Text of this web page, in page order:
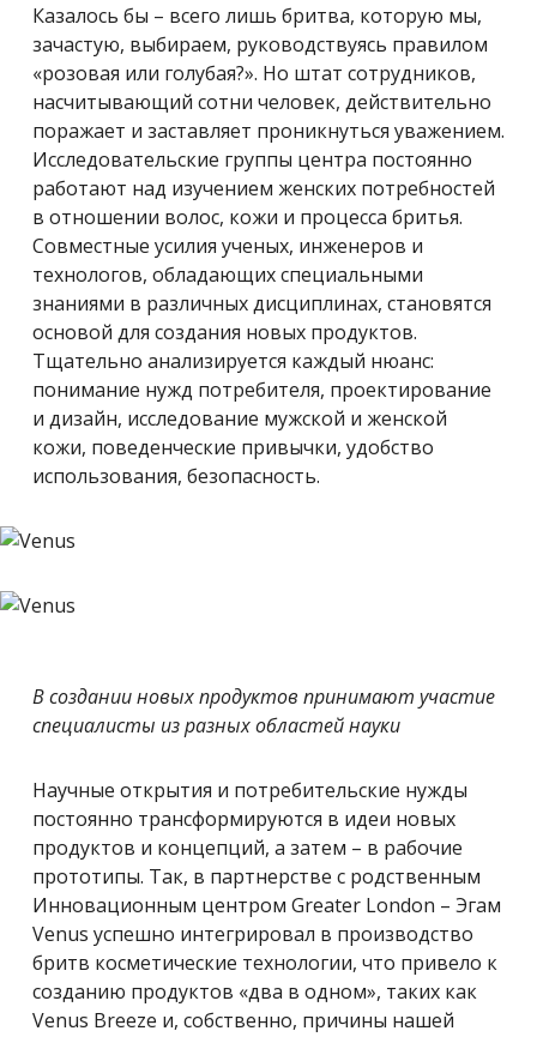
Казалось бы – всего лишь бритва, которую мы,
зачастую, выбираем, руководствуясь правилом
«розовая или голубая?». Но штат сотрудников,
насчитывающий сотни человек, действительно
поражает и заставляет проникнуться уважением.
Исследовательские группы центра постоянно
работают над изучением женских потребностей
в отношении волос, кожи и процесса бритья.
Совместные усилия ученых, инженеров и
технологов, обладающих специальными
знаниями в различных дисциплинах, становятся
основой для создания новых продуктов.
Тщательно анализируется каждый нюанс:
понимание нужд потребителя, проектирование
и дизайн, исследование мужской и женской
кожи, поведенческие привычки, удобство
использования, безопасность.
В создании новых продуктов принимают участие
специалисты из разных областей науки
Научные открытия и потребительские нужды
постоянно трансформируются в идеи новых
продуктов и концепций, а затем – в рабочие
прототипы. Так, в партнерстве с родственным
Инновационным центром Greater London – Эгам
Venus успешно интегрировал в производство
бритв косметические технологии, что привело к
созданию продуктов «два в одном», таких как
Venus Breeze и, собственно, причины нашей